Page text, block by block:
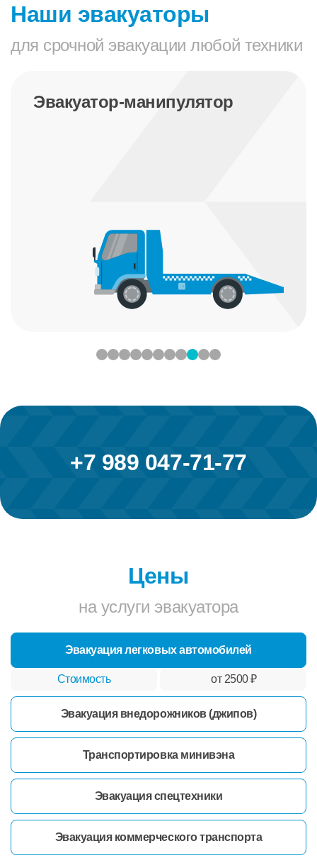
Наши эвакуаторы
для срочной эвакуации любой техники
Эвакуатор-манипулятор
+7 989 047-71-77
Цены
на услуги эвакуатора
Эвакуация легковых автомобилей
от 2500 ₽
Эвакуация внедорожников (джипов)
Транспортировка минивэна
Эвакуация спецтехники
Эвакуация коммерческого транспорта